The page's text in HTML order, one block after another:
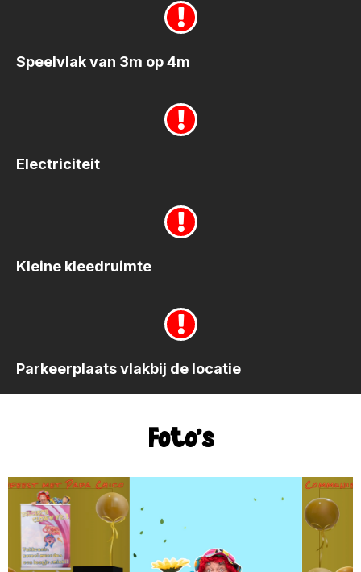
Speelvlak van 3m op 4m
Electriciteit
Kleine kleedruimte
Parkeerplaats vlakbij de locatie
Foto's